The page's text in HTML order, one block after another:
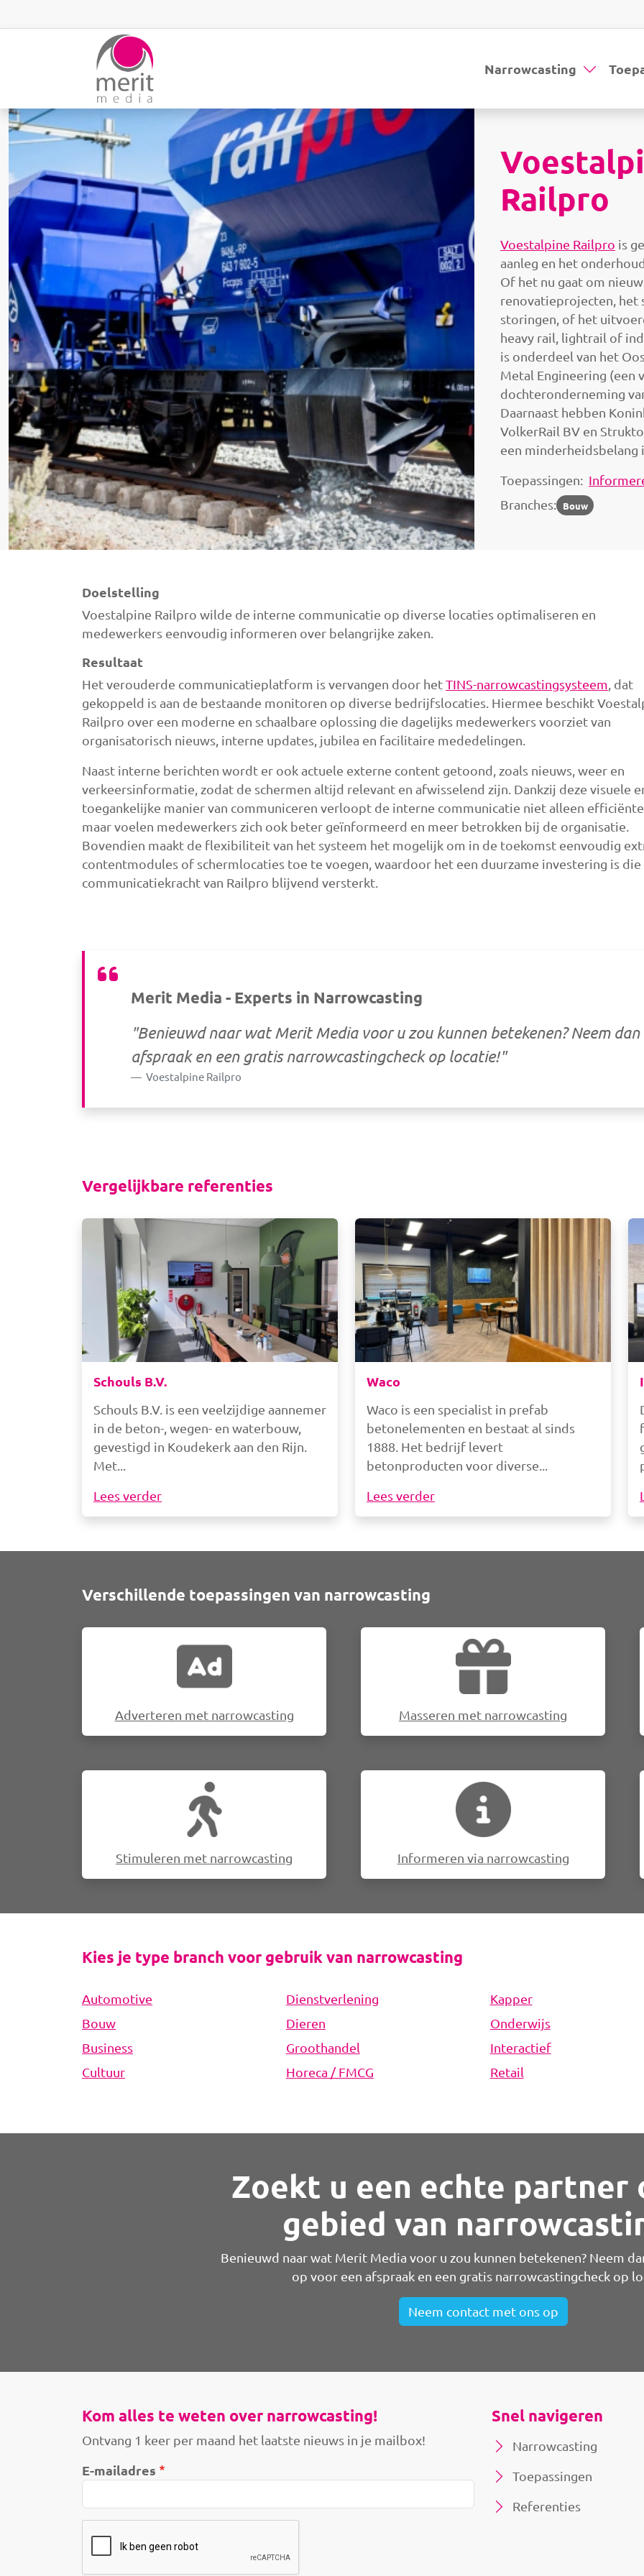
Narrowcasting
Afbeelding
Railpro
Voestalpine Railpro is
aanleg en het
Of het nu gaat om
renovatieprojecten, het
storingen, of het
heavy rail, lightrail of
is onderdeel van het
Metal Engineering (een
dochteronderneming
Daarnaast hebben
VolkerRail BV en
een minderheidsbelang
Toepassingen:
Branches: Bouw
Doelstelling
Voestalpine Railpro wilde de interne communicatie op diverse locaties optimaliseren en
medewerkers eenvoudig informeren over belangrijke zaken.
Resultaat
Het verouderde communicatieplatform is vervangen door hetTINS-narrowcastingsysteem, dat
gekoppeld is aan de bestaande monitoren op diverse bedrijfslocaties. Hiermee beschikt
Railpro over een moderne en schaalbare oplossing die dagelijks medewerkers voorziet van
organisatorisch nieuws, interne updates, jubilea en facilitaire mededelingen.
Naast interne berichten wordt er ook actuele externe content getoond, zoals nieuws, weer en
verkeersinformatie, zodat de schermen altijd relevant en afwisselend zijn. Dankzij deze visuele
toegankelijke manier van communiceren verloopt de interne communicatie niet alleen
maar voelen medewerkers zich ook beter geïnformeerd en meer betrokken bij de organisatie.
Bovendien maakt de flexibiliteit van het systeem het mogelijk om in de toekomst eenvoudig
contentmodules of schermlocaties toe te voegen, waardoor het een duurzame investering is die
communicatiekracht van Railpro blijvend versterkt.
Merit Media - Experts in Narrowcasting
"Benieuwd naar wat Merit Media voor u zou kunnen betekenen? Neem
afspraak en een gratis narrowcastingcheck op locatie!"
Voestalpine Railpro
Vergelijkbare referenties
Afbeelding
Schouls B.V.
Schouls B.V. is een veelzijdige aannemer
in de beton-, wegen- en waterbouw,
gevestigd in Koudekerk aan den Rijn.
Met
Lees verder
Afbeelding
Waco
Waco is een specialist in prefab
betonelementen en bestaat al sinds
1888. Het bedrijf levert
betonproducten voor diverse
Lees verder
Verschillende toepassingen van narrowcasting
Afbeelding
Adverteren met narrowcasting
Afbeelding
Masseren met narrowcasting
Afbeelding
Stimuleren met narrowcasting
Afbeelding
Informeren via narrowcasting
Kies je type branch voor gebruik van narrowcasting
Automotive
Bouw
Business
Cultuur
Dienstverlening
Dieren
Groothandel
Horeca / FMCG
Kapper
Onderwijs
Interactief
Retail
Zoekt u een echte partner
gebied van
Benieuwd naar wat Merit Media voor u zou kunnen betekenen? Neem
op voor een afspraak en een gratis narrowcastingcheck op
Neem contact met ons op
Kom alles te weten over narrowcasting!
Ontvang 1 keer per maand het laatste nieuws in je mailbox!
E-mailadres
Snel navigeren
Narrowcasting
Toepassingen
Referenties